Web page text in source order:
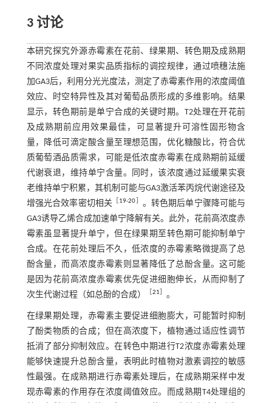
3 讨论
本研究探究外源赤霉素在花前、绿果期、转色期及成熟期
不同浓度处理对果实品质指标的调控规律，通过喷穗法施
加GA3后，利用分光光度法，测定了赤霉素作用的浓度阈值
效应、时空特异性及其对葡萄品质形成的多维影响。结果
显示，转色期前是单宁合成的关键时期。T2处理在开花前
及成熟期前应用效果最佳，可显著提升可溶性固形物含
量，降低可滴定酸含量至理想范围，优化糖酸比，符合优
质葡萄酒品质需求，可能是低浓度赤霉素在成熟期前延缓
代谢衰退，维持单宁含量。同时，该浓度通过延缓果实衰
老维持单宁积累，其机制可能与GA3激活苯丙烷代谢途径及
增强光合效率密切相关
19-20
。转色期后单宁骤降可能与
GA3诱导乙烯合成加速单宁降解有关。此外，花前高浓度赤
霉素虽显著提升单宁，但在绿果期至转色期可能抑制单宁
合成。在花前处理后不久，低浓度的赤霉素略微提高了总
酚含量，而高浓度赤霉素则显著降低了总酚含量。这可能
是因为花前高浓度赤霉素优先促进细胞伸长，从而抑制了
次生代谢过程（如总酚的合成）
21 。
在绿果期处理，赤霉素主要促进细胞膨大，可能暂时抑制
了酚类物质的合成；但在高浓度下，植物通过适应性调节
抵消了部分抑制效应。在转色中期进行T2浓度赤霉素处理
能够快速提升总酚含量，表明此时植物对激素调控的敏感
性最强。在成熟期进行赤霉素处理后，在成熟期采样中发
现赤霉素的作用存在浓度阈值效应。而成熟期T4处理组的